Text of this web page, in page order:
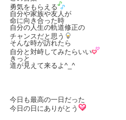
勇気をもらえる
自分や家族や友人が
命に向き合った時
自分の人生の軌道修正の
チャンスだと思う
そんな時が訪れたら
自分と対峙してみたらいい
きっと
道が見えて来るよ^_^
今日も最高の一日だった
今日の日にありがとう